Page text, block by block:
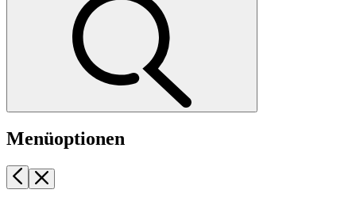
Menüoptionen